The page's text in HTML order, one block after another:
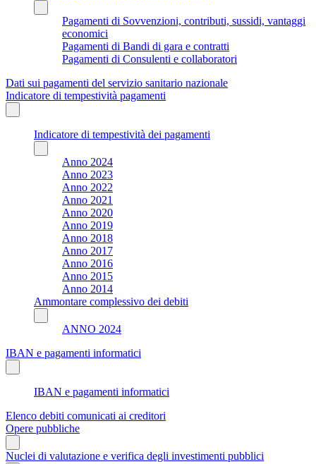
Pagamenti di Sovvenzioni, contributi, sussidi, vantaggi
economici
Pagamenti di Bandi di gara e contratti
Pagamenti di Consulenti e collaboratori
Dati sui pagamenti del servizio sanitario nazionale
Indicatore di tempestività pagamenti
Indicatore di tempestività dei pagamenti
Anno 2024
Anno 2023
Anno 2022
Anno 2021
Anno 2020
Anno 2019
Anno 2018
Anno 2017
Anno 2016
Anno 2015
Anno 2014
Ammontare complessivo dei debiti
ANNO 2024
IBAN e pagamenti informatici
IBAN e pagamenti informatici
Elenco debiti comunicati ai creditori
Opere pubbliche
Nuclei di valutazione e verifica degli investimenti pubblici